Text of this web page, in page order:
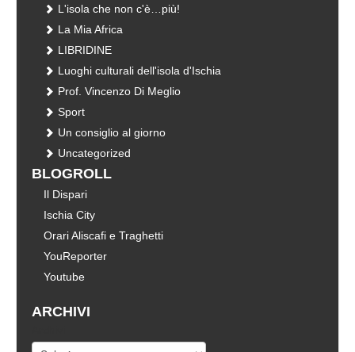
L'isola che non c'è…più!
La Mia Africa
LIBRIDINE
Luoghi culturali dell'isola d'Ischia
Prof. Vincenzo Di Meglio
Sport
Un consiglio al giorno
Uncategorized
BLOGROLL
Il Dispari
Ischia City
Orari Aliscafi e Traghetti
YouReporter
Youtube
ARCHIVI